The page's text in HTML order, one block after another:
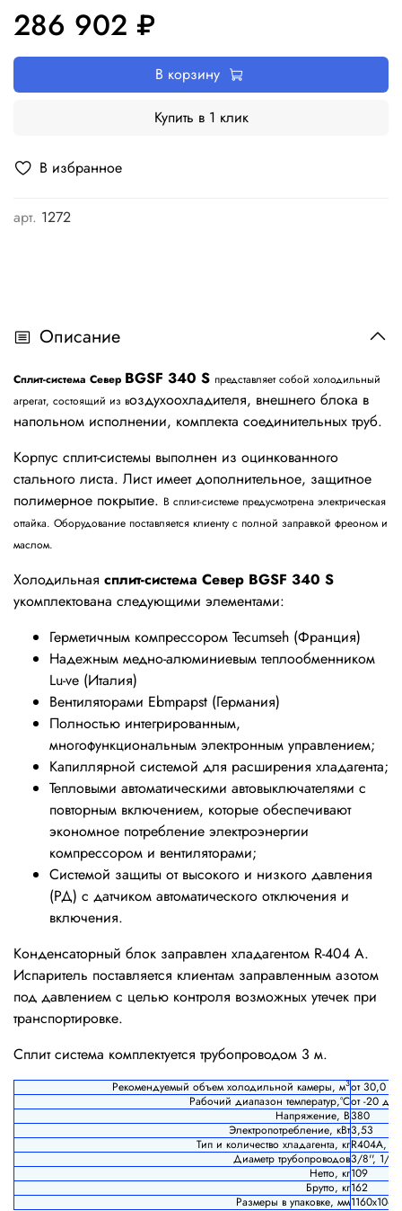
В избранное
арт. 1272
286 902 ₽
В корзину
Купить в 1 клик
Описание
Сплит-система Север BGSF 340 S представляет собой холодильный
агрегат, состоящий из воздухоохладителя, внешнего блока в
напольном исполнении, комплекта соединительных труб.
Корпус сплит-системы выполнен из оцинкованного
стального листа. Лист имеет дополнительное, защитное
полимерное покрытие. В сплит-системе предусмотрена электрическая
оттайка. Оборудование поставляется клиенту с полной заправкой фреоном и
маслом.
Холодильная сплит-система Север BGSF 340 S
укомплектована следующими элементами:
Герметичным компрессором Tecumseh (Франция)
Надежным медно-алюминиевым теплообменником
Lu-ve (Италия)
Вентиляторами Ebmpapst (Германия)
Полностью интегрированным,
многофункциональным электронным управлением;
Капиллярной системой для расширения хладагента;
Тепловыми автоматическими автовыключателями с
повторным включением, которые обеспечивают
экономное потребление электроэнергии
компрессором и вентиляторами;
Системой защиты от высокого и низкого давления
(РД) с датчиком автоматического отключения и
включения.
Конденсаторный блок заправлен хладагентом R-404 A.
Испаритель поставляется клиентам заправленным азотом
под давлением с целью контроля возможных утечек при
транспортировке.
Сплит система комплектуется трубопроводом 3 м.
Рекомендуемый объем холодильной камеры, м3от 30,0
Рабочий диапазон температур,°Сот -20 до
Напряжение, В380
Электропотребление, кВт3,53
Тип и количество хладагента, кгR404A,
Диаметр трубопроводов3/8'', 1/2''
Нетто, кг109
Брутто, кг162
Размеры в упаковке, мм